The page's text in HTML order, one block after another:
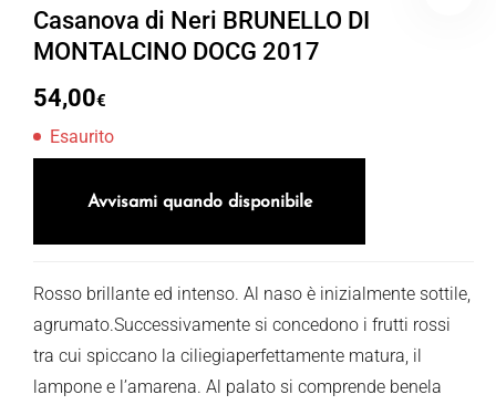
Casanova di Neri BRUNELLO DI
MONTALCINO DOCG 2017
54,00€
Esaurito
Avvisami quando disponibile
Rosso brillante ed intenso. Al naso è inizialmente sottile,
agrumato.Successivamente si concedono i frutti rossi
tra cui spiccano la ciliegiaperfettamente matura, il
lampone e l’amarena. Al palato si comprende benela